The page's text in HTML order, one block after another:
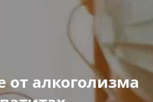
от алкоголизма